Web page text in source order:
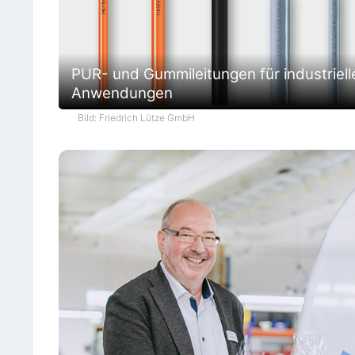
PUR- und Gummileitungen für
Anwendungen
Bild: Friedrich Lütze GmbH